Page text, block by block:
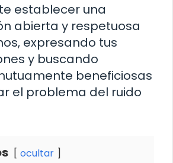
establecer una
abierta y respetuosa
expresando tus
y buscando
beneficiosas
el problema del ruido
ocultar